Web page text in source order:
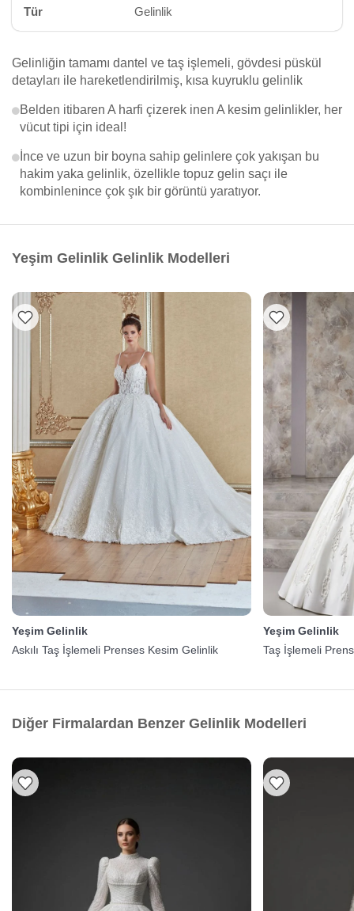
Tür Gelinlik
Gelinliğin tamamı dantel ve taş işlemeli, gövdesi püskül
detayları ile hareketlendirilmiş, kısa kuyruklu gelinlik
Belden itibaren A harfi çizerek inen A kesim gelinlikler, her
vücut tipi için ideal!
İnce ve uzun bir boyna sahip gelinlere çok yakışan bu
hakim yaka gelinlik, özellikle topuz gelin saçı ile
kombinlenince çok şık bir görüntü yaratıyor.
Yeşim Gelinlik Gelinlik Modelleri
Yeşim Gelinlik
Askılı Taş İşlemeli Prenses Kesim Gelinlik
Yeşim Gelinlik
Taş İşlemeli
Diğer Firmalardan Benzer Gelinlik Modelleri